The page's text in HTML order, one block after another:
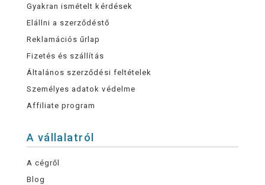
Gyakran ismételt kérdések
Elállni a szerződéstő
Reklamációs űrlap
Fizetés és szállítás
Általános szerződési feltételek
Személyes adatok védelme
Affiliate program
A vállalatról
A cégről
Blog